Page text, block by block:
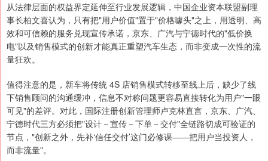
从法律层面的权益界定延伸至行业发展逻辑，中国企业资本联盟副理
事长柏文喜认为，只有把"用户价值"置于"价格噱头"之上，用透明、高
效和可信赖的服务兑现宣传承诺，京东、广汽与宁德时代的"低价换
电"以及销售模式的创新才能真正重塑汽车生态，而非变成一次性的流
量狂欢。
值得注意的是，新车将传统 4S 店销售模式转移至线上后，缺少了线
下销售顾问的沟通缓冲，信息不对称问题更容易直接转化为用户"一眼
可见"的差评。对此，国际注册创新管理师卢克林直言，京东、广汽、
宁德时代三方必须把"设计－宣传－下单－交付"全链路切成可验证的
节点，"创新之外，先补‘信任交付’这门必修课——把用户当投资人，
而非流量"。